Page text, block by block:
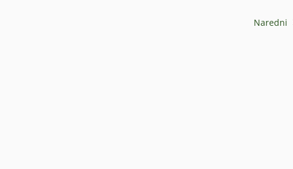
Naredni